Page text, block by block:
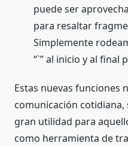
puede ser
para resaltar
Simplemente
“`” al inicio y al final
Estas nuevas funciones
comunicación
gran utilidad para
como herramienta de